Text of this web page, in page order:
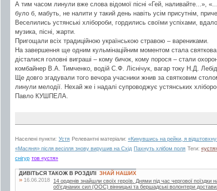
А тим часом линули вже слова відомої пісні «Гей, наливайте...»,
було б, мабуть, не налити у такий день навіть усім присутнім,
Веселились устянські хлібороби, гордились своїми успіхами,
музика, пісні, жарти.
Пригощали всіх традиційною українською стравою – варениками.
На завершення ще одним кульмінаційним моментом стала
дісталися головні виграші – кому бичок, кому порося – стали
комбайнер В.А. Тимченко, водій С.Ф. Ліснічук, вагар току Н.Д.
Ще довго згадували того вечора учасники жнив за святковим
линули мелодії. Нехай же і надалі супроводжує устянських
Павло КУШПЕЛА.
Населені пункти: Устя Релевантні матеріали: «Кинувшись на рейки, я
«Масяня» після весілля знову вирушив на Схід Пахнуть хлібом поля Теги:
снігур тов «устя»
ДИВІТЬСЯ ТАКОЖ В РОЗДІЛІ ЗНАЙ НАШИХ
» 16.06.2018
14 орденів знайшли своїх героїв. Днями під час чергової поїздки
об’єднаних сил (ООС) вінницькі та бершадські волонтери